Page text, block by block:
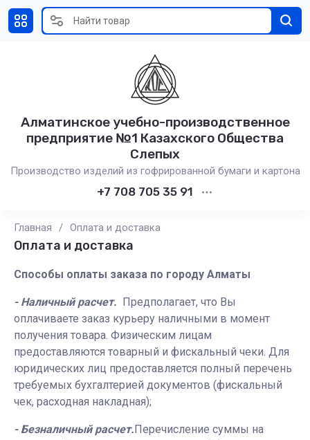
Алматинское учебно-производственное
предприятие №1 Казахского Общества
Слепых
Производство изделий из гофрированной бумаги и картона
+7 708 705 35 91
Главная / Оплата и доставка
Оплата и доставка
Способы оплаты заказа по городу Алматы
- Наличный расчет. Предполагает, что Вы
оплачиваете заказ курьеру наличными в момент
получения товара. Физическим лицам
предоставляются товарный и фискальный чеки. Для
юридических лиц предоставляется полный перечень
требуемых бухгалтерией документов (фискальный
чек, расходная накладная);
- Безналичный расчет.Перечисление суммы на